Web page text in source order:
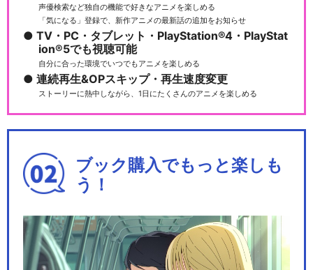
キン肉マンⅡ世 劇場版
キン肉マンⅡ世 マッスル人参
閉じる
声優検索など独自の機能で好きなアニメを楽しめる
「気になる」登録で、新作アニメの最新話の追加をお知らせ
TV・PC・タブレット・PlayStation®4・PlayStat
ion®5でも視聴可能
自分に合った環境でいつでもアニメを楽しめる
連続再生&OPスキップ・再生速度変更
ストーリーに熱中しながら、1日にたくさんのアニメを楽しめる
ブック購入でもっと楽しも
う！